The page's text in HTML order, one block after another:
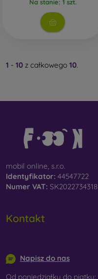
Na stanie: 1 szt.
1 - 10 z całkowego 10.
mobil online, s.r.o.
Identyfikator: 44547722
Numer VAT: SK2022734318
Kontakt
Napisz do nas
Od poniedziałku do piątku: